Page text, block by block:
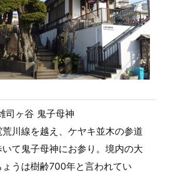
ヶ谷 鬼子母神
川線を越え、ケヤキ並木の参道
て鬼子母神にお参り。境内の大
ょうは樹齢700年と言われてい